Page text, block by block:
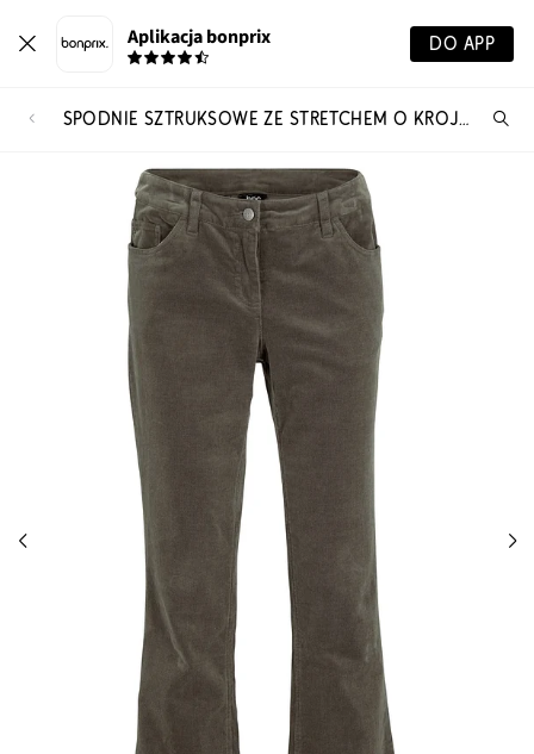
Aplikacja bonprix DO APP
SPODNIE SZTRUKSOWE ZE STRETCHEM O KROJU BOOTCUT